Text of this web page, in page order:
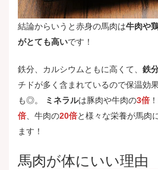
結論からいうと赤身の馬肉は牛肉や
がとても高いです！
鉄分、カルシウムともに高くて、 鉄
チドが多く含まれているので保温効
も◎。
ミネラルは豚肉や牛肉の3倍 ！
倍 、牛肉の20倍と様々な栄養が馬肉
ます！
馬肉が体にいい理由